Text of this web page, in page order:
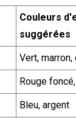
Couleurs
suggérées
Vert, marron,
Rouge
Bleu, argent